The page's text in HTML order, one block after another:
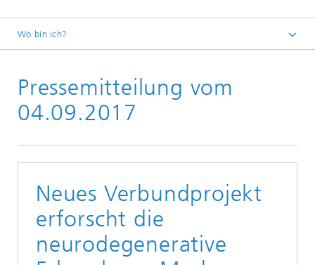
Wo bin ich?
Pressemitteilung vom
04.09.2017
Neues Verbundprojekt
erforscht die
neurodegenerative